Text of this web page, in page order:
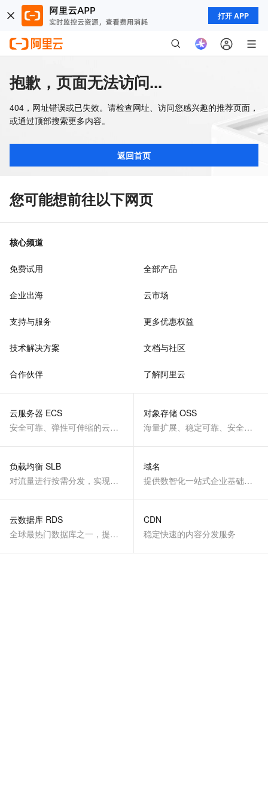
打开 APP
抱歉，页面无法访问...
404，网址错误或已失效。请检查网址、访问您感兴趣的推荐页面，
或通过顶部搜索更多内容。
返回首页
您可能想前往以下网页
核心频道
免费试用 全部产品
企业出海 云市场
支持与服务 更多优惠权益
技术解决方案 文档与社区
合作伙伴 了解阿里云
云服务器 ECS
安全可靠、弹性可伸缩的云计算服务
对象存储 OSS
海量扩展、稳定可靠、安全、低成本、智能
负载均衡 SLB
对流量进行按需分发，实现应用高可用
域名
提供数智化一站式企业基础服务
云数据库 RDS
全球最热门数据库之一，提供全托管的稳定服务
CDN
稳定快速的内容分发服务